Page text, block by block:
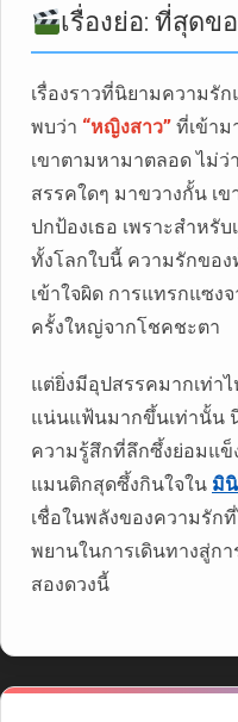
เรื่องย่อ: ที่สุดข
เรื่องราวที่นิยามความรัก
พบว่า “หญิงสาว” ที่เข้าม
เขาตามหามาตลอด ไม่ว่
สรรคใดๆ มาขวางกั้น เ
ปกป้องเธอ เพราะสำหรั
ทั้งโลกใบนี้ ความรักขอ
เข้าใจผิด การแทรกแซง
ครั้งใหญ่จากโชคชะตา
แต่ยิ่งมีอุปสรรคมากเท่า
แน่นแฟ้นมากขึ้นเท่านั้น
ความรู้สึกที่ลึกซึ้งย่อมแข็
แมนติกสุดซึ้งกินใจใน มิ
เชื่อในพลังของความรัก
พยานในการเดินทางสู่ก
สองดวงนี้